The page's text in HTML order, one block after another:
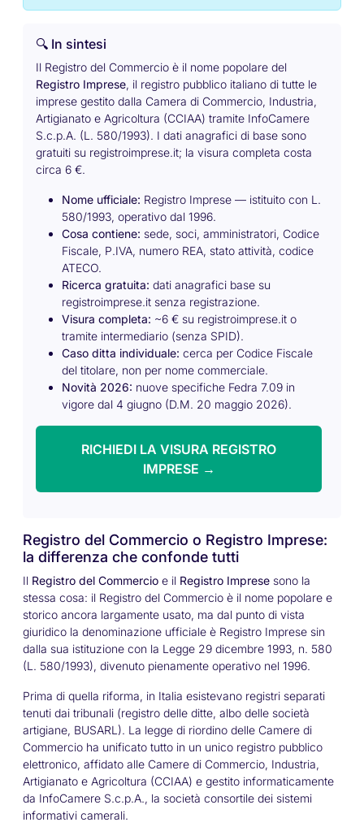
🔍 In sintesi
Il Registro del Commercio è il nome popolare del
Registro Imprese, il registro pubblico italiano di tutte le
imprese gestito dalla Camera di Commercio, Industria,
Artigianato e Agricoltura (CCIAA) tramite InfoCamere
S.c.p.A. (L. 580/1993). I dati anagrafici di base sono
gratuiti su registroimprese.it; la visura completa costa
circa 6 €.
Nome ufficiale: Registro Imprese — istituito con L.
580/1993, operativo dal 1996.
Cosa contiene: sede, soci, amministratori, Codice
Fiscale, P.IVA, numero REA, stato attività, codice
ATECO.
Ricerca gratuita: dati anagrafici base su
registroimprese.it senza registrazione.
Visura completa: ~6 € su registroimprese.it o
tramite intermediario (senza SPID).
Caso ditta individuale: cerca per Codice Fiscale
del titolare, non per nome commerciale.
Novità 2026: nuove specifiche Fedra 7.09 in
vigore dal 4 giugno (D.M. 20 maggio 2026).
RICHIEDI LA VISURA REGISTRO
IMPRESE →
Registro del Commercio o Registro Imprese:
la differenza che confonde tutti
Il Registro del Commercio e il Registro Imprese sono la
stessa cosa: il Registro del Commercio è il nome popolare e
storico ancora largamente usato, ma dal punto di vista
giuridico la denominazione ufficiale è Registro Imprese sin
dalla sua istituzione con la Legge 29 dicembre 1993, n. 580
(L. 580/1993), divenuto pienamente operativo nel 1996.
Prima di quella riforma, in Italia esistevano registri separati
tenuti dai tribunali (registro delle ditte, albo delle società
artigiane, BUSARL). La legge di riordino delle Camere di
Commercio ha unificato tutto in un unico registro pubblico
elettronico, affidato alle Camere di Commercio, Industria,
Artigianato e Agricoltura (CCIAA) e gestito informaticamente
da InfoCamere S.c.p.A., la società consortile dei sistemi
informativi camerali.